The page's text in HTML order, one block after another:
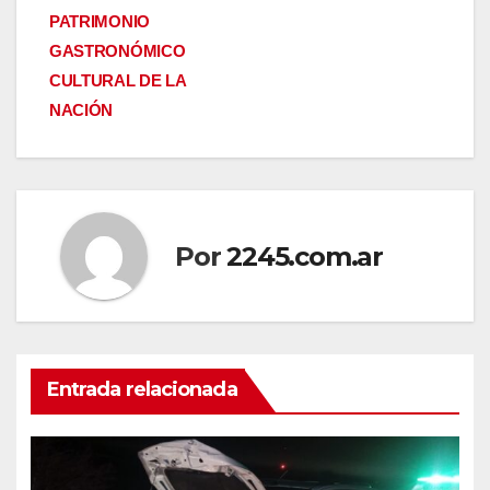
PATRIMONIO
GASTRONÓMICO
CULTURAL DE LA
NACIÓN
Por2245.com.ar
Entrada relacionada